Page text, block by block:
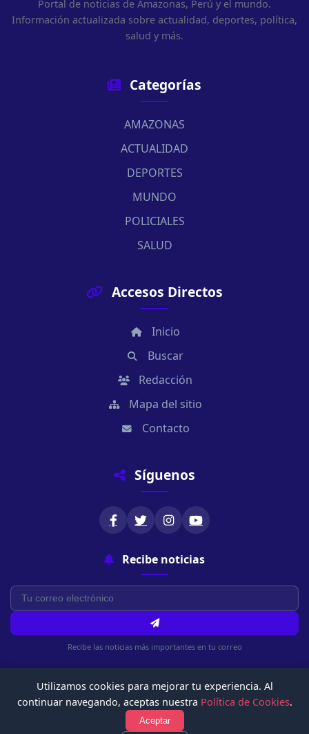
Portal de noticias de Amazonas, Perú y el mundo.
Información actualizada sobre actualidad, deportes, política,
salud y más.
Categorías
AMAZONAS
ACTUALIDAD
DEPORTES
MUNDO
POLICIALES
SALUD
Accesos Directos
Inicio
Buscar
Redacción
Mapa del sitio
Contacto
Síguenos
Recibe noticias
Recibe las noticias más importantes en tu correo
© 2026 Chachapoyasonline.Com. Todos los derechos reservados.
Utilizamos cookies para mejorar tu experiencia. Al
continuar navegando, aceptas nuestra Política de Cookies.
Aceptar